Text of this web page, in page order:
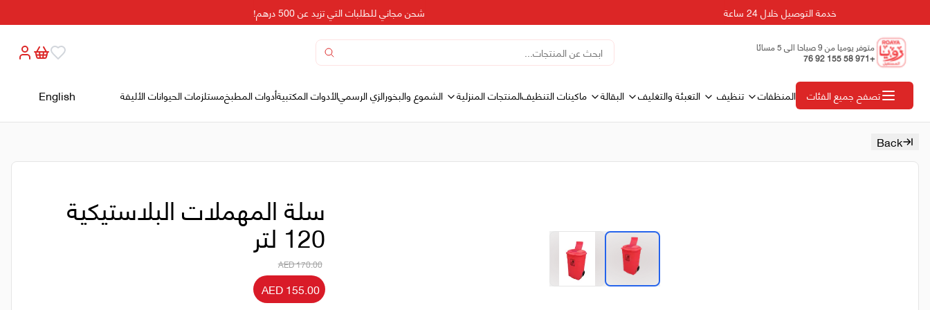
خدمة التوصيل خلال 24 ساعة شحن مجاني للطلبات التي تزيد عن 500 درهم!
متوفر يوميا من 9 صباحا الى 5 مسائا
+971 58 155 92 76
تصفح جميع الفئات المنظفات تنظيف التعبئة والتغليف البقالة ماكينات التنظيفالمنتجات المنزلية الشموع والبخورالزي الرسميالأدوات المكتبيةأدوات المطبخمستلزمات الحيوانات الأليفة English
Back
سلة المهملات البلاستيكية
120 لتر
AED 170.00
AED 155.00